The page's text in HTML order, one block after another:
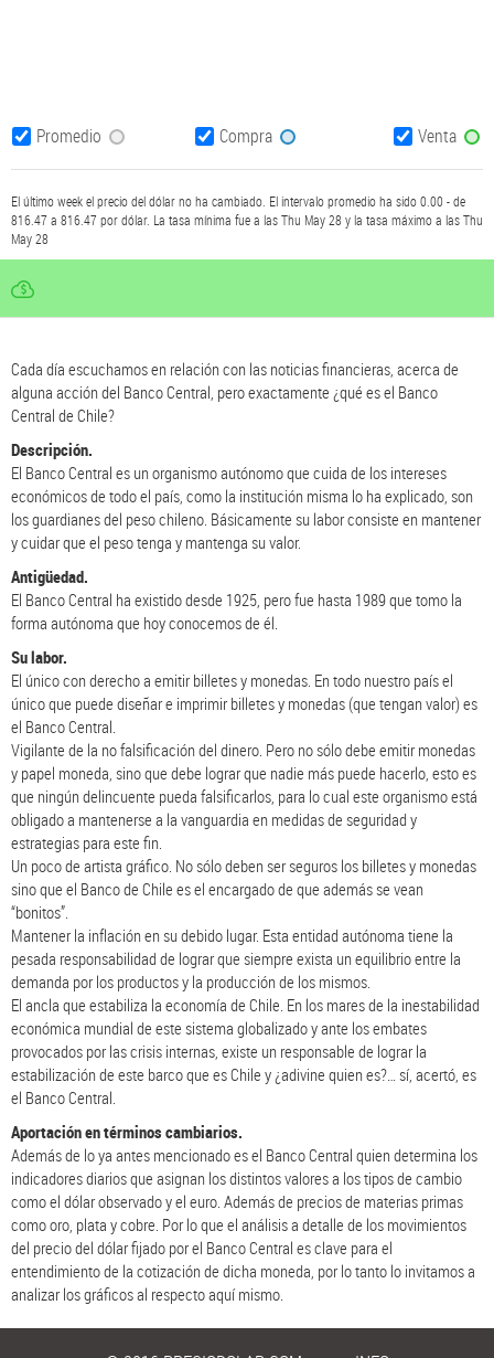
Promedio Compra Venta
El último week el precio del dólar no ha cambiado. El intervalo promedio ha sido 0.00 - de
816.47 a 816.47 por dólar. La tasa mínima fue a las Thu May 28 y la tasa máximo a las Thu
May 28
PRECIO DEL DOLAR EN BANCO CENTRAL -
Cada día escuchamos en relación con las noticias financieras, acerca de
alguna acción del Banco Central, pero exactamente ¿qué es el Banco
Central de Chile?
Descripción.
El Banco Central es un organismo autónomo que cuida de los intereses
económicos de todo el país, como la institución misma lo ha explicado, son
los guardianes del peso chileno. Básicamente su labor consiste en mantener
y cuidar que el peso tenga y mantenga su valor.
Antigüedad.
El Banco Central ha existido desde 1925, pero fue hasta 1989 que tomo la
forma autónoma que hoy conocemos de él.
Su labor.
El único con derecho a emitir billetes y monedas. En todo nuestro país el
único que puede diseñar e imprimir billetes y monedas (que tengan valor) es
el Banco Central.
Vigilante de la no falsificación del dinero. Pero no sólo debe emitir monedas
y papel moneda, sino que debe lograr que nadie más puede hacerlo, esto es
que ningún delincuente pueda falsificarlos, para lo cual este organismo está
obligado a mantenerse a la vanguardia en medidas de seguridad y
estrategias para este fin.
Un poco de artista gráfico. No sólo deben ser seguros los billetes y monedas
sino que el Banco de Chile es el encargado de que además se vean
“bonitos”.
Mantener la inflación en su debido lugar. Esta entidad autónoma tiene la
pesada responsabilidad de lograr que siempre exista un equilibrio entre la
demanda por los productos y la producción de los mismos.
El ancla que estabiliza la economía de Chile. En los mares de la inestabilidad
económica mundial de este sistema globalizado y ante los embates
provocados por las crisis internas, existe un responsable de lograr la
estabilización de este barco que es Chile y ¿adivine quien es?… sí, acertó, es
el Banco Central.
Aportación en términos cambiarios.
Además de lo ya antes mencionado es el Banco Central quien determina los
indicadores diarios que asignan los distintos valores a los tipos de cambio
como el dólar observado y el euro. Además de precios de materias primas
como oro, plata y cobre. Por lo que el análisis a detalle de los movimientos
del precio del dólar fijado por el Banco Central es clave para el
entendimiento de la cotización de dicha moneda, por lo tanto lo invitamos a
analizar los gráficos al respecto aquí mismo.